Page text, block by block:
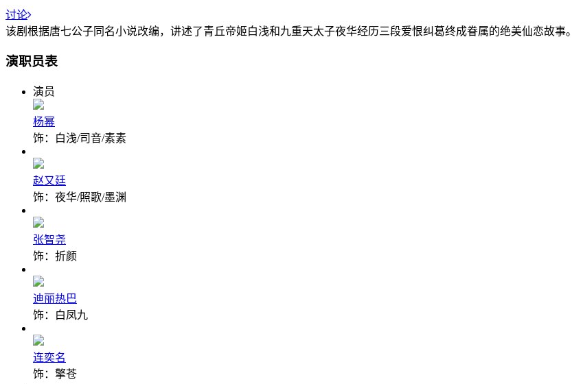
讨论
该剧根据唐七公子同名小说改编，讲述了青丘帝姬白浅和九重天太子夜华经历三段爱恨纠葛终成眷属的绝美仙恋故事。
演职员表
演员
杨幂
饰：白浅/司音/素素
赵又廷
饰：夜华/照歌/墨渊
张智尧
饰：折颜
迪丽热巴
饰：白凤九
连奕名
饰：擎苍